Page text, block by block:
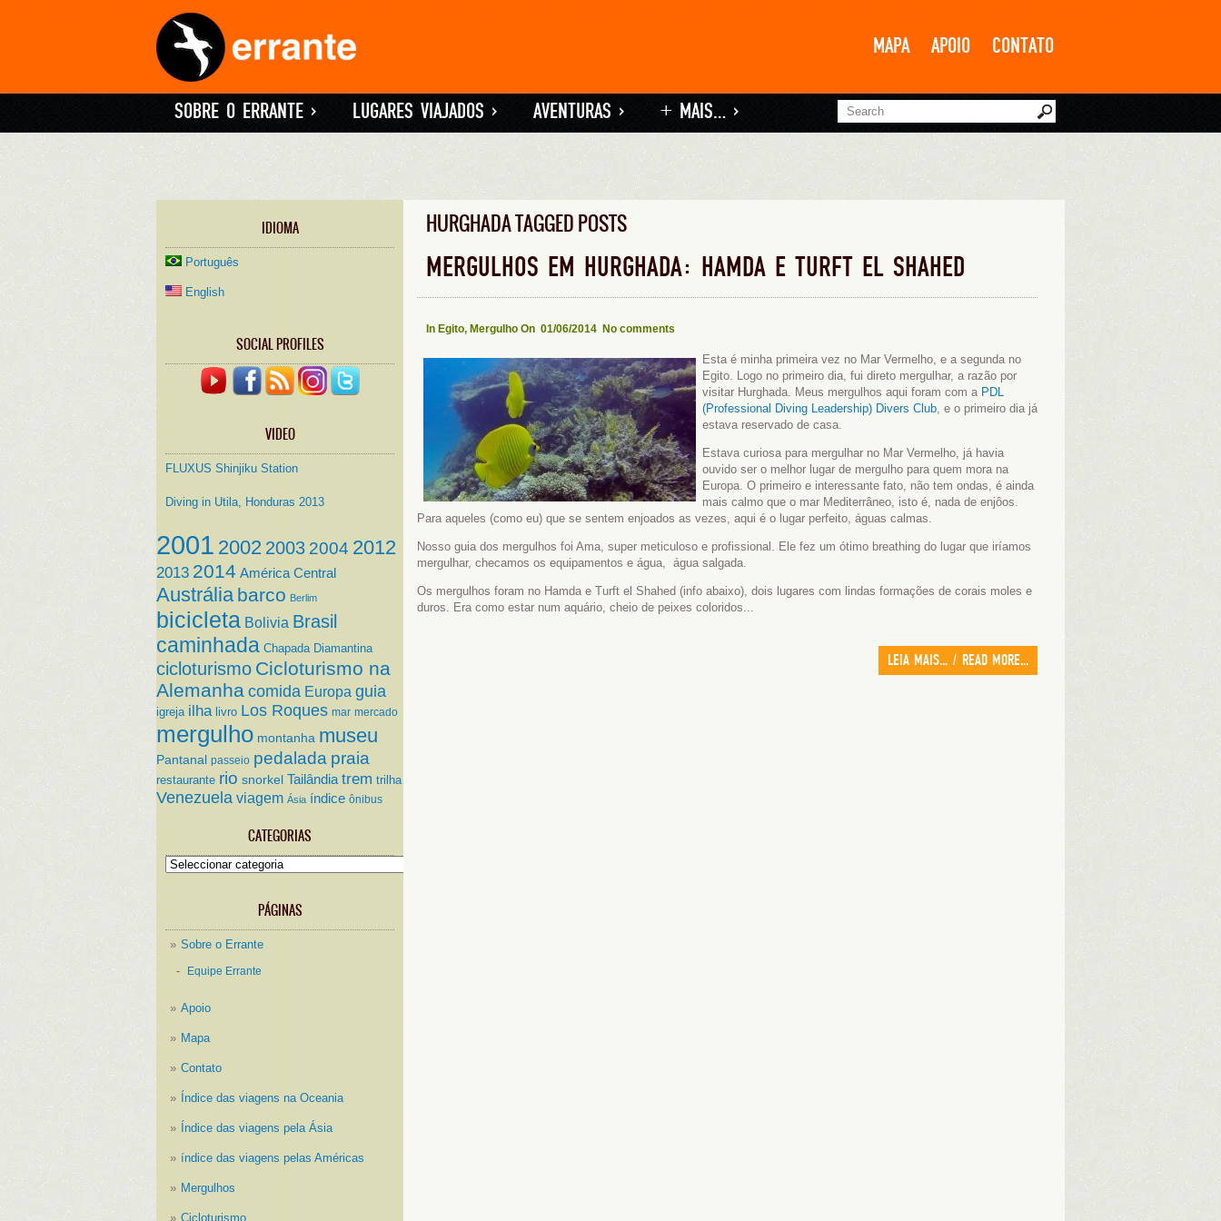
MAPA APOIO CONTATO
SOBRE O ERRANTE » LUGARES VIAJADOS » AVENTURAS » + MAIS… »
IDIOMA
Português
English
SOCIAL PROFILES
VIDEO
FLUXUS Shinjiku Station
Diving in Utila, Honduras 2013
2001 2002 2003 2004 2012
2013 2014 América Central
Austrália barco Berlim
bicicleta Bolivia Brasil
caminhada Chapada Diamantina
cicloturismo Cicloturismo na
Alemanha comida Europa guia
igreja ilha livro Los Roques mar mercado
mergulho montanha museu
Pantanal passeio pedalada praia
restaurante rio snorkel Tailândia trem trilha
Venezuela viagem Ásia índice ônibus
CATEGORIAS
Categorias
PÁGINAS
Sobre o Errante
Equipe Errante
Apoio
Mapa
Contato
Índice das viagens na Oceania
Índice das viagens pela Ásia
índice das viagens pelas Américas
Mergulhos
Cicloturismo
HURGHADA TAGGED POSTS
MERGULHOS EM HURGHADA: HAMDA E TURFT EL SHAHED
In Egito, Mergulho On 01/06/2014 No comments
Esta é minha primeira vez no Mar Vermelho, e a segunda no
Egito. Logo no primeiro dia, fui direto mergulhar, a razão por
visitar Hurghada. Meus mergulhos aqui foram com a PDL
(Professional Diving Leadership) Divers Club, e o primeiro dia já
estava reservado de casa.
Estava curiosa para mergulhar no Mar Vermelho, já havia
ouvido ser o melhor lugar de mergulho para quem mora na
Europa. O primeiro e interessante fato, não tem ondas, é ainda
mais calmo que o mar Mediterrâneo, isto é, nada de enjôos.
Para aqueles (como eu) que se sentem enjoados as vezes, aqui é o lugar perfeito, águas calmas.
Nosso guia dos mergulhos foi Ama, super meticuloso e profissional. Ele fez um ótimo breathing do lugar que iríamos
mergulhar, checamos os equipamentos e água, água salgada.
Os mergulhos foram no Hamda e Turft el Shahed (info abaixo), dois lugares com lindas formações de corais moles e
duros. Era como estar num aquário, cheio de peixes coloridos...
LEIA MAIS... / READ MORE...